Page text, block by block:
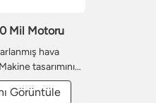
Mil Motoru
hava
tasarımınız
performansı
sargısını,
Görüntüle